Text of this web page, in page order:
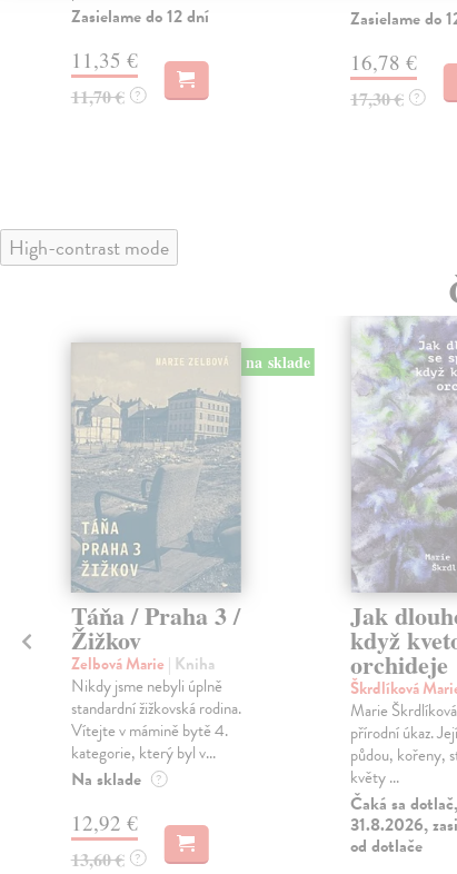
Zasielame do 12 dní
11,35 €
11,70 € ?
Zasielame do
16,78 €
17,30 € ?
High-contrast mode
na sklade
Táňa / Praha 3 /
Žižkov
Zelbová Marie | Kniha
Nikdy jsme nebyli úplně
standardní žižkovská rodina.
Vítejte v mámině bytě 4.
kategorie, který byl v...
Na sklade ?
12,92 €
13,60 € ?
Jak
když
orchideje
Škrdlíková
Marie
přírodní úkaz.
půdou, kořeny,
květy ...
Čaká sa
31.8.2026,
od dotlače